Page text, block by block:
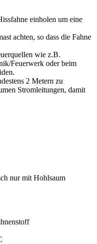
einholen um eine
achten, so dass die Fahne
wie z.B.
Feuerwerk oder beim
2 Metern zu
Stromleitungen, damit
nur mit Hohlsaum